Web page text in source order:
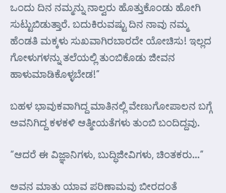
ಒಂದು ದಿನ ನಮ್ಮನ್ನು ನಾಲ್ವರು ಹೊತ್ತುಕೊಂಡು ಹೋಗಿ
ಸುಟ್ಟುಬಿಡುತ್ತಾರೆ. ಬದುಕಿರುವಷ್ಟು ದಿನ ನಾವು ನಮ್ಮ
ಹೆಂಡತಿ ಮಕ್ಕಳು ಸುಖವಾಗಿರಬಾರದೇ ಯೋಚಿಸು! ಇಲ್ಲದ
ಗೋಳುಗಳನ್ನು ತಲೆಯಲ್ಲಿ ತುಂಬಿಕೊಡು ಜೀವನ
ಹಾಳುಮಾಡಿಕೊಳ್ಳಬೇಡ!”
ಬಹಳ ಭಾವುಕವಾಗಿದ್ದ ಮಾತಿನಲ್ಲಿ ವೇಣುಗೋಪಾಲನ ಬಗ್ಗೆ
ಅವನಿಗಿದ್ದ ಕಳಕಳಿ ಆತ್ಮೀಯತೆಗಳು ತುಂಬಿ ಬಂದಿದ್ದವು.
“ಆದರೆ ಈ ವಿಜ್ಞಾನಿಗಳು, ಬುದ್ಧಿಜೀವಿಗಳು, ಚಿಂತಕರು…”
ಅವನ ಮಾತು ಯಾವ ಪರಿಣಾಮವು ಬೀರದಂತೆ